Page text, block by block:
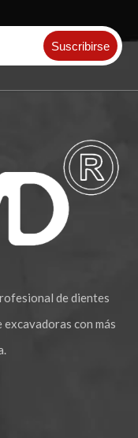
Suscribirse
de dientes
con más